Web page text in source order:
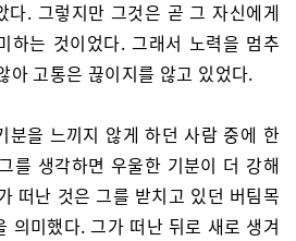
다. 그렇지만 그것은 곧 그 자신에게
하는 것이었다. 그래서 노력을 멈추
아 고통은 끊이지를 않고 있었다.
분을 느끼지 않게 하던 사람 중에 한
를 생각하면 우울한 기분이 더 강해
떠난 것은 그를 받치고 있던 버팀목
의미했다. 그가 떠난 뒤로 새로 생겨